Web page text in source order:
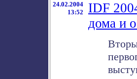
24.02.2004
13:52
IDF
дома и